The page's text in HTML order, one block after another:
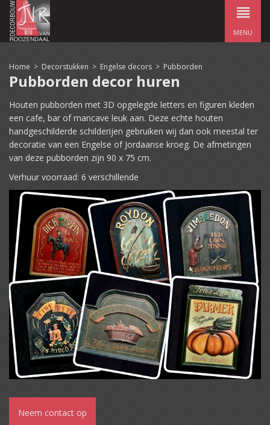
MENU
Home > Decorstukken > Engelse decors > Pubborden
Pubborden decor huren
Houten pubborden met 3D opgelegde letters en figuren kleden
een cafe, bar of mancave leuk aan. Deze echte houten
handgeschilderde schilderijen gebruiken wij dan ook meestal ter
decoratie van een Engelse of Jordaanse kroeg. De afmetingen
van deze pubborden zijn 90 x 75 cm.
Verhuur voorraad: 6 verschillende
Neem contact op